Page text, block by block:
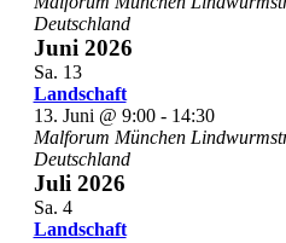
Deutschland
Juni 2026
Sa. 13
Landschaft
13. Juni @ 9:00- 14:30
Malforum München
Deutschland
Juli 2026
Sa. 4
Landschaft